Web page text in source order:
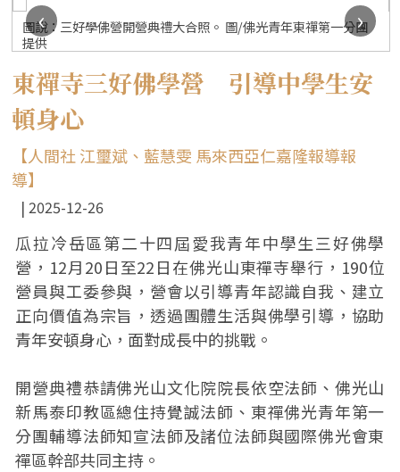
圖說：三好學佛營開營典禮大合照。 圖/佛光青年東禪第一分團
提供
‹
›
東禪寺三好佛學營 引導中學生安
頓身心
【人間社 江璽斌、藍慧雯 馬來西亞仁嘉隆報導報
導】
2025-12-26
瓜拉冷岳區第二十四屆愛我青年中學生三好佛學
營，12月20日至22日在佛光山東禪寺舉行，190位
營員與工委參與，營會以引導青年認識自我、建立
正向價值為宗旨，透過團體生活與佛學引導，協助
青年安頓身心，面對成長中的挑戰。
開營典禮恭請佛光山文化院院長依空法師、佛光山
新馬泰印教區總住持覺誠法師、東禪佛光青年第一
分團輔導法師知宣法師及諸位法師與國際佛光會東
禪區幹部共同主持。